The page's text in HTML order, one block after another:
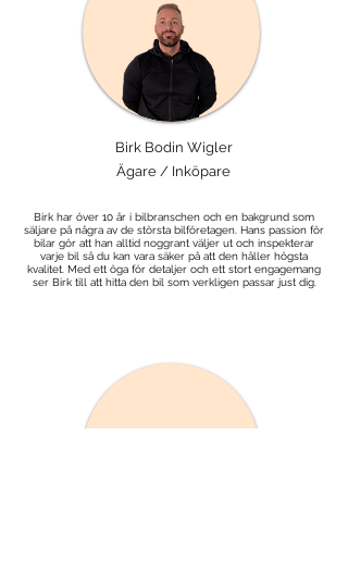
Birk Bodin Wigler
Ägare / Inköpare
Birk har över 10 år i bilbranschen och en bakgrund som
säljare på några av de största bilföretagen. Hans passion för
bilar gör att han alltid noggrant väljer ut och inspekterar
varje bil så du kan vara säker på att den håller högsta
kvalitet. Med ett öga för detaljer och ett stort engagemang
ser Birk till att hitta den bil som verkligen passar just dig.